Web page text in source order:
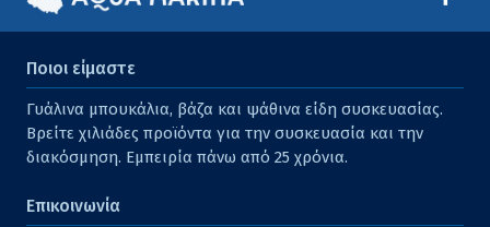
Ποιοι είμαστε
Γυάλινα μπουκάλια, βάζα και ψάθινα είδη συσκευασίας.
Βρείτε χιλιάδες προϊόντα για την συσκευασία και την
διακόσμηση. Εμπειρία πάνω από 25 χρόνια.
Επικοινωνία